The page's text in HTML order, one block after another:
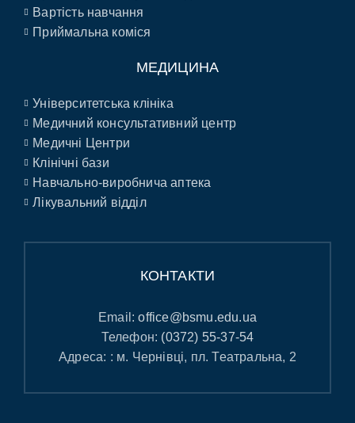
Вартість навчання
Приймальна коміся
МЕДИЦИНА
Університетська клініка
Медичний консультативний центр
Медичні Центри
Клінічні бази
Навчально-виробнича аптека
Лікувальний відділ
КОНТАКТИ
Email:office@bsmu.edu.ua
Телефон: (0372) 55-37-54
Адреса: : м. Чернівці, пл. Театральна, 2